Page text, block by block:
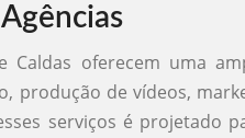
Caldas oferecem uma
produção de vídeos,
serviços é projetado